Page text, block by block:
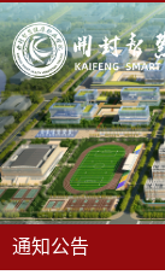
通知公告